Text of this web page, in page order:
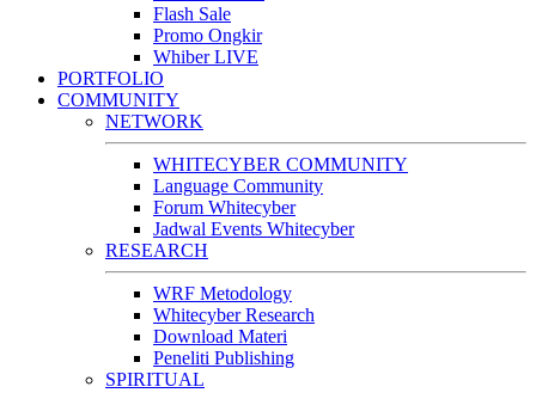
Flash Sale
Promo Ongkir
Whiber LIVE
PORTFOLIO
COMMUNITY
NETWORK
WHITECYBER COMMUNITY
Language Community
Forum Whitecyber
Jadwal Events Whitecyber
RESEARCH
WRF Metodology
Whitecyber Research
Download Materi
Peneliti Publishing
SPIRITUAL